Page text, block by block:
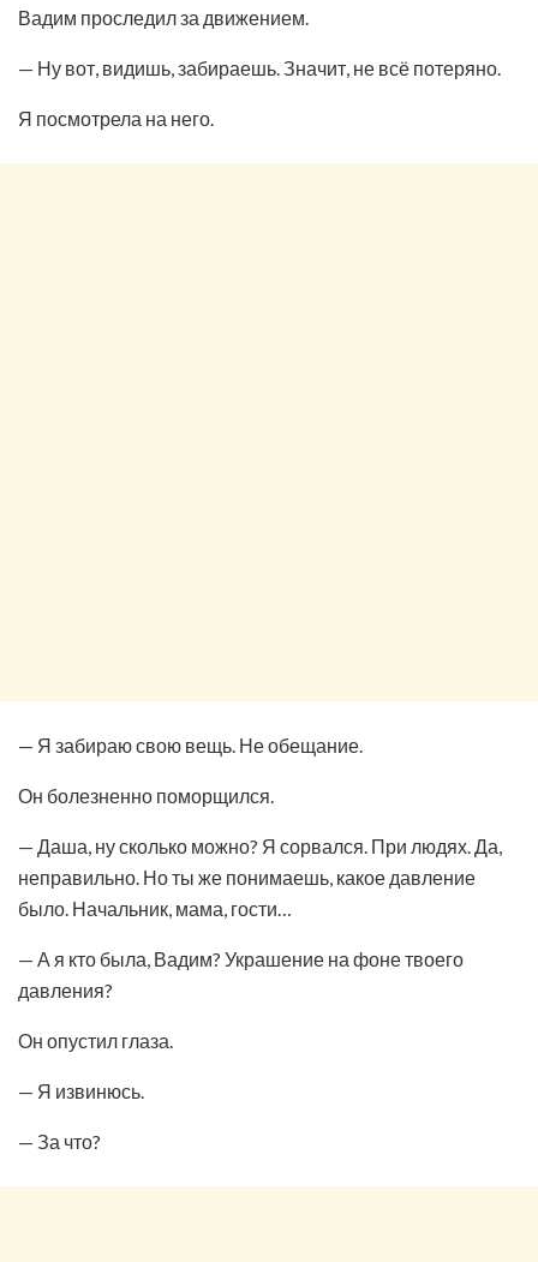
Вадим проследил за движением.
— Ну вот, видишь, забираешь. Значит, не всё потеряно.
Я посмотрела на него.
— Я забираю свою вещь. Не обещание.
Он болезненно поморщился.
— Даша, ну сколько можно? Я сорвался. При людях. Да,
неправильно. Но ты же понимаешь, какое давление
было. Начальник, мама, гости…
— А я кто была, Вадим? Украшение на фоне твоего
давления?
Он опустил глаза.
— Я извинюсь.
— За что?